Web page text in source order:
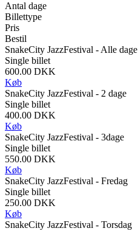
Antal dage
Billettype
Pris
Bestil
SnakeCity JazzFestival - Alle dage
Single billet
600.00 DKK
Køb
SnakeCity JazzFestival - 2 dage
Single billet
400.00 DKK
Køb
SnakeCity JazzFestival - 3dage
Single billet
550.00 DKK
Køb
SnakeCity JazzFestival - Fredag
Single billet
250.00 DKK
Køb
SnakeCity JazzFestival - Torsdag